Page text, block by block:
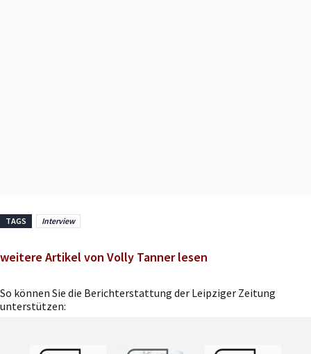
TAGS Interview
weitere Artikel von Volly Tanner lesen
So können Sie die Berichterstattung der Leipziger Zeitung
unterstützen: